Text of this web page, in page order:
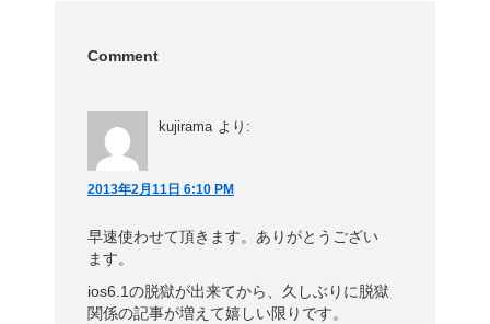
Comment
kujirama より:
2013年2月11日 6:10 PM
早速使わせて頂きます。ありがとうござい
ます。
ios6.1の脱獄が出来てから、久しぶりに脱獄
関係の記事が増えて嬉しい限りです。